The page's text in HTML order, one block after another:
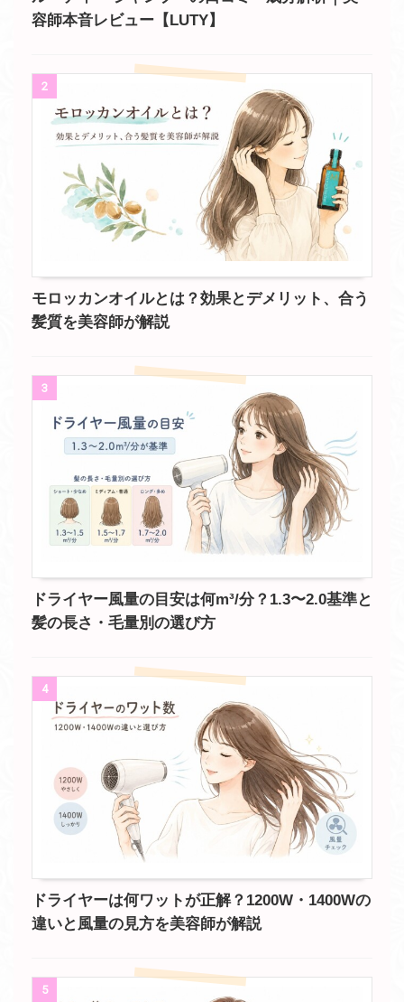
容師本音レビュー【LUTY】
2
モロッカンオイルとは？効果とデメリット、合う
髪質を美容師が解説
3
ドライヤー風量の目安は何m³/分？1.3〜2.0基準と
髪の長さ・毛量別の選び方
4
ドライヤーは何ワットが正解？1200W・1400Wの
違いと風量の見方を美容師が解説
5